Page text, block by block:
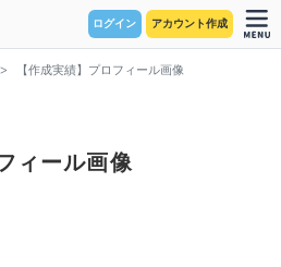
ログイン アカウント作成
【作成実績】プロフィール画像
ィール画像